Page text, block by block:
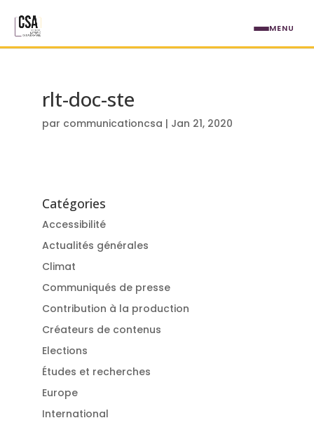
rlt-doc-ste
par communicationcsa | Jan 21, 2020
Catégories
Accessibilité
Actualités générales
Climat
Communiqués de presse
Contribution à la production
Créateurs de contenus
Elections
Études et recherches
Europe
International
MENU